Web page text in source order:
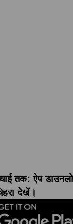
तक: ऐप
देखें।